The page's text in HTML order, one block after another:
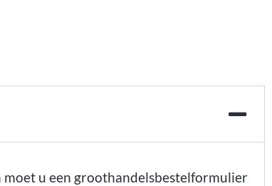
u een groothandelsbestelformulier